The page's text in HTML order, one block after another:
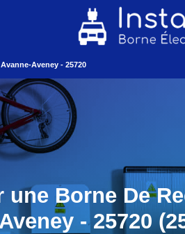
Avanne-Aveney - 25720
une Borne De
- 25720